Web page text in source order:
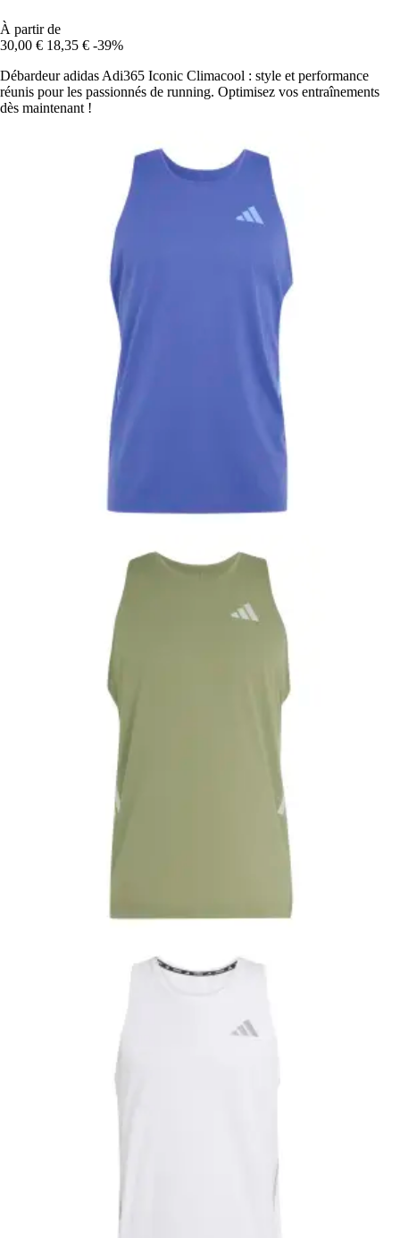
À partir de
30,00 € 18,35 € -39%
Débardeur adidas Adi365 Iconic Climacool : style et performance
réunis pour les passionnés de running. Optimisez vos entraînements
dès maintenant !